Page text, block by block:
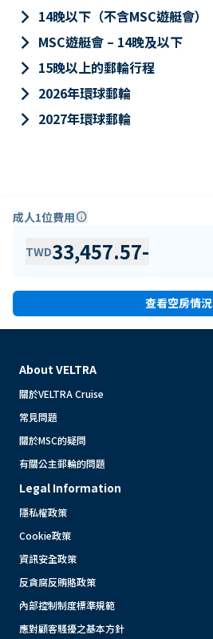
keyboard_arrow_right 14晚以下（不含MSC遊艇會）
keyboard_arrow_right MSC遊艇會 – 14晚及以下
keyboard_arrow_right 15晚以上的郵輪行程
keyboard_arrow_right 2026年環球郵輪
keyboard_arrow_right 2027年環球郵輪
成人1位費用info
TWD33,457.57-
查看空房情況
About VELTRA
關於VELTRA Cruise
常見問題
關於MSC的疑問
有關公主郵輪的問題
Legal Information
隱私權政策
Cookie政策
資訊安全政策
反貪腐反賄賂政策
內部控制制度標準規範
應對顧客騷擾之基本方針